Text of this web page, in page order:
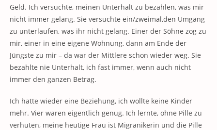
Geld. Ich versuchte, meinen Unterhalt zu bezahlen, was mir
nicht immer gelang. Sie versuchte ein/zweimal,den Umgang
zu unterlaufen, was ihr nicht gelang. Einer der Söhne zog zu
mir, einer in eine eigene Wohnung, dann am Ende der
Jüngste zu mir – da war der Mittlere schon wieder weg. Sie
bezahlte nie Unterhalt, ich fast immer, wenn auch nicht
immer den ganzen Betrag.
Ich hatte wieder eine Beziehung, ich wollte keine Kinder
mehr. Vier waren eigentlich genug. Ich lernte, ohne Pille zu
verhüten, meine heutige Frau ist Migränikerin und die Pille